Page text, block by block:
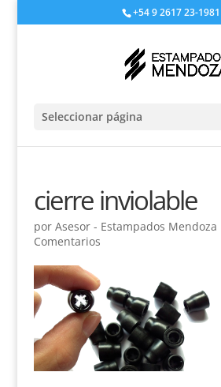
+54 9 2617 23-1981
Seleccionar página
cierre inviolable
por Asesor - Estampados Mendoza
Comentarios